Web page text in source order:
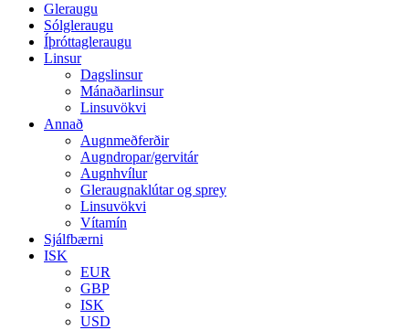
Gleraugu
Sólgleraugu
Íþróttagleraugu
Linsur
Dagslinsur
Mánaðarlinsur
Linsuvökvi
Annað
Augnmeðferðir
Augndropar/gervitár
Augnhvílur
Gleraugnaklútar og sprey
Linsuvökvi
Vítamín
Sjálfbærni
ISK
EUR
GBP
ISK
USD